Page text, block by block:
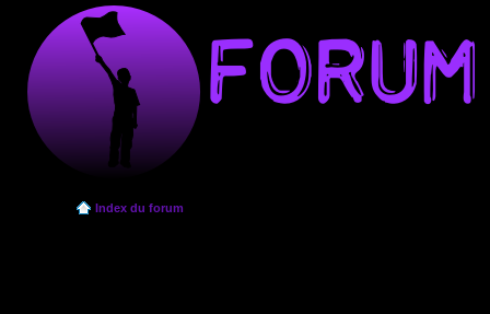
Index du forum